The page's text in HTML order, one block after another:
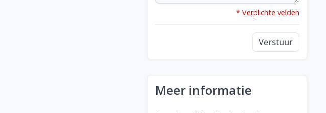
* Verplichte velden
Verstuur
Meer informatie